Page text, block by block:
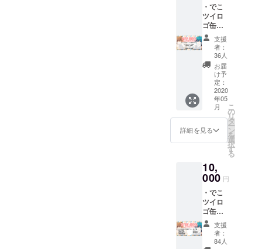
・でこ
ツイロ
ゴ缶
バッチ
(CF限定
デザイ
ン) ・ど
ちらか
のサイ
ン(色紙)
・CF限
定キャ
ス配信
・あり
がとう
動
・CF限
定待ち
受け画
像
支援
者：
36人
お届
け予
定：
2020
年05
月
詳細を見る
こ
の
リ
タ
ー
ン
を
選
択
す
る
10,
000 円
・でこ
ツイロ
ゴ缶
バッチ
(CF限定
デザイ
支援
者：
84人